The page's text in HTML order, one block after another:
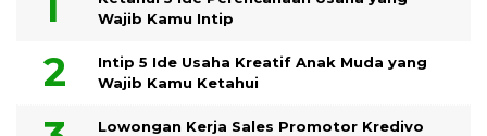
Wajib Kamu Intip
Intip 5 Ide Usaha Kreatif Anak Muda yang
Wajib Kamu Ketahui
Lowongan Kerja Sales Promotor Kredivo